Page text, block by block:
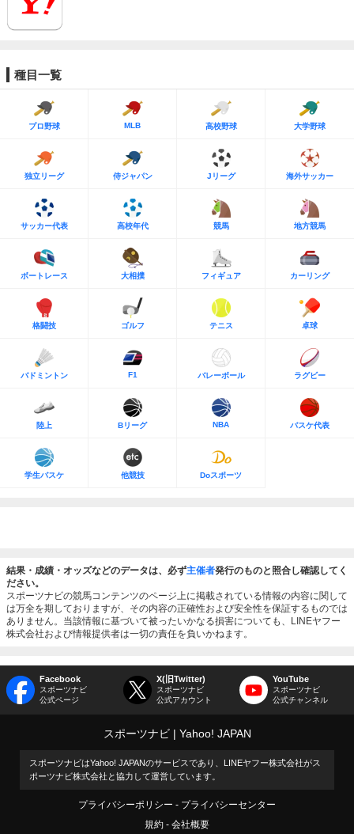
種目一覧
プロ野球 MLB 高校野球 大学野球
独立リーグ 侍ジャパン Jリーグ 海外サッカー
サッカー代表 高校年代 競馬 地方競馬
ボートレース 大相撲 フィギュア カーリング
格闘技 ゴルフ テニス 卓球
バドミントン F1 バレーボール ラグビー
陸上 Bリーグ NBA バスケ代表
学生バスケ 他競技 Doスポーツ
結果・成績・オッズなどのデータは、必ず主催者発行のものと照合し確認してく
ださい。
スポーツナビの競馬コンテンツのページ上に掲載されている情報の内容に関して
は万全を期しておりますが、その内容の正確性および安全性を保証するものでは
ありません。当該情報に基づいて被ったいかなる損害についても、LINEヤフー
株式会社および情報提供者は一切の責任を負いかねます。
Facebook
スポーツナビ
公式ページ
X(旧Twitter)
スポーツナビ
公式アカウント
YouTube
スポーツナビ
公式チャンネル
スポーツナビ Yahoo! JAPAN
スポーツナビはYahoo! JAPANのサービスであり、LINEヤフー株式会社がス
ポーツナビ株式会社と協力して運営しています。
プライバシーポリシー
プライバシーセンター
規約
会社概要